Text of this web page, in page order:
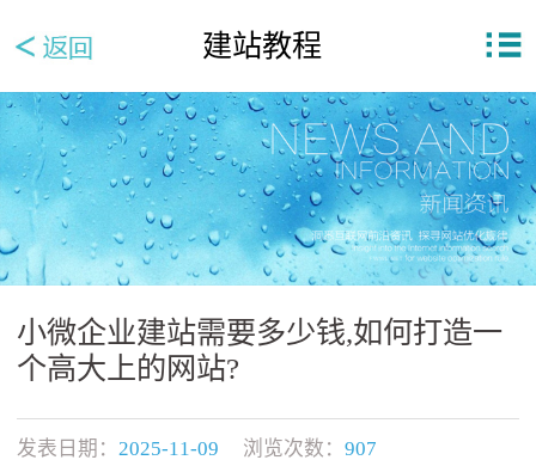
建站教程
小微企业建站需要多少钱,如何打造一
个高大上的网站?
发表日期： 2025-11-09 浏览次数： 907